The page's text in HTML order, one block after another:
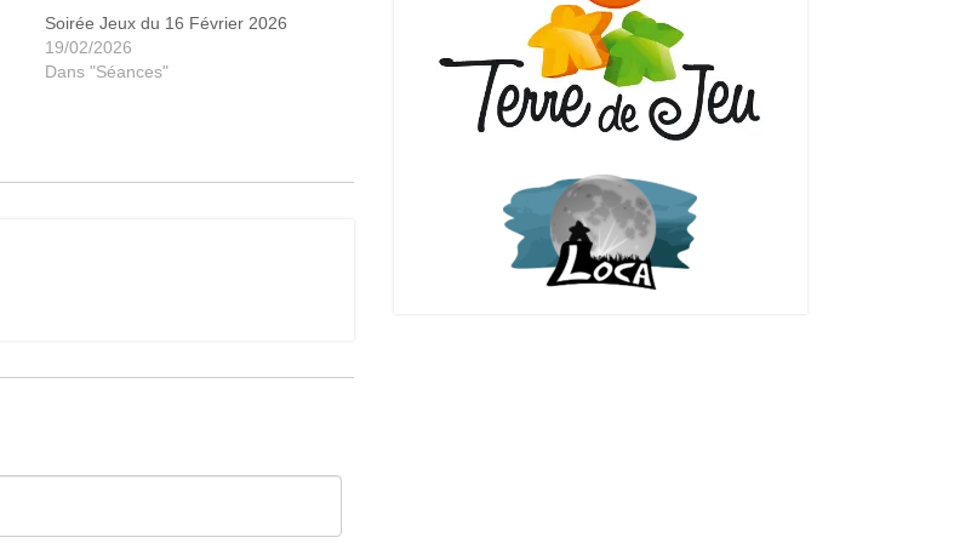
Soirée Jeux du 16 Février 2026
19/02/2026
Dans "Séances"